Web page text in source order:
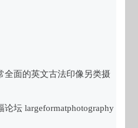
全面的英文古法印像另类摄
论坛 largeformatphotography